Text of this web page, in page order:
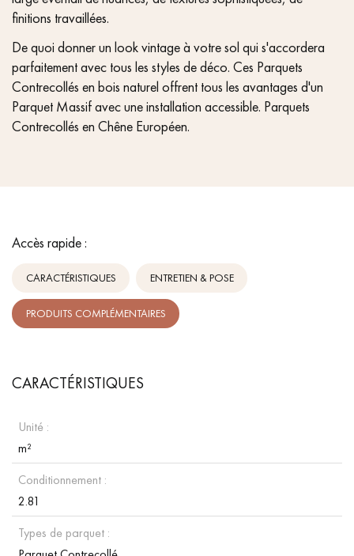
finitions travaillées.
De quoi donner un look vintage à votre sol qui s'accordera
parfaitement avec tous les styles de déco. Ces Parquets
Contrecollés en bois naturel offrent tous les avantages d'un
Parquet Massif avec une installation accessible. Parquets
Contrecollés en Chêne Européen.
Accès rapide :
CARACTÉRISTIQUES ENTRETIEN & POSE
PRODUITS COMPLÉMENTAIRES
CARACTÉRISTIQUES
Unité :
m²
Conditionnement :
2.81
Types de parquet :